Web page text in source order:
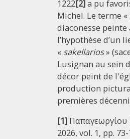
1222[2]a pu
Michel. Le terme
diaconesse peinte
l’hypothèse d’un
« sakellarios»
Lusignan au sein
décor peint de
production
premières
[1] Παπαγεωργίου
2026, vol. 1, pp.